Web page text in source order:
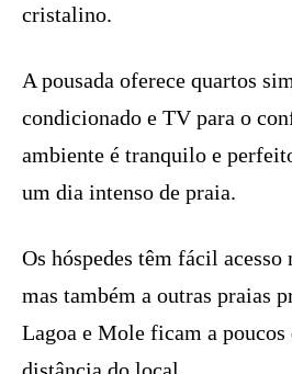
cristalino.
A pousada oferece quartos
condicionado e TV para o
ambiente é tranquilo e
um dia intenso de praia.
Os hóspedes têm fácil acesso
mas também a outras praias
Lagoa e Mole ficam a